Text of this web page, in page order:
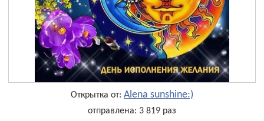
Открытка от: Alena sunshine:)
отправлена: 3 819 раз